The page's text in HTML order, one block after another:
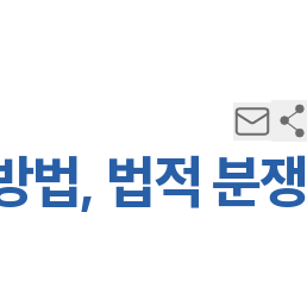
법, 법적 분쟁